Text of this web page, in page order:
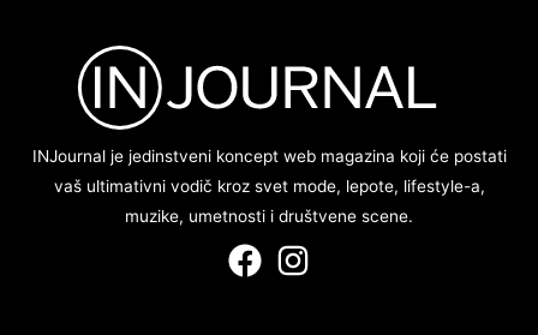
INJournal je jedinstveni koncept web magazina koji će postati
vaš ultimativni vodič kroz svet mode, lepote, lifestyle-a,
muzike, umetnosti i društvene scene.